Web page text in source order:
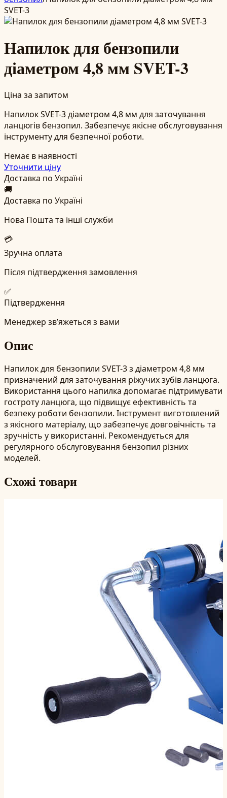
SVET-3
Напилок для бензопили
діаметром 4,8 мм SVET-3
Ціна за запитом
Напилок SVET-3 діаметром 4,8 мм для заточування
ланцюгів бензопил. Забезпечує якісне обслуговування
інструменту для безпечної роботи.
Немає в наявності
Уточнити ціну
Доставка по Україні
🚚
Доставка по Україні
Нова Пошта та інші служби
💳
Зручна оплата
Після підтвердження замовлення
✅
Підтвердження
Менеджер зв’яжеться з вами
Опис
Напилок для бензопили SVET-3 з діаметром 4,8 мм
призначений для заточування ріжучих зубів ланцюга.
Використання цього напилка допомагає підтримувати
гостроту ланцюга, що підвищує ефективність та
безпеку роботи бензопили. Інструмент виготовлений
з якісного матеріалу, що забезпечує довговічність та
зручність у використанні. Рекомендується для
регулярного обслуговування бензопил різних
моделей.
Схожі товари